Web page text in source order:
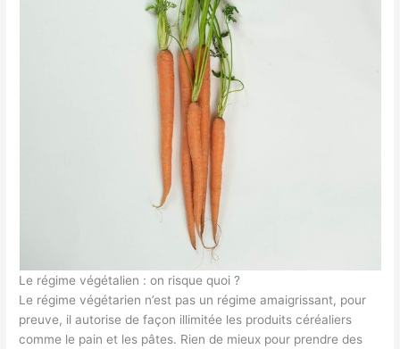
Le régime végétalien : on risque quoi ?
Le régime végétarien n’est pas un régime amaigrissant, pour
preuve, il autorise de façon illimitée les produits céréaliers
comme le pain et les pâtes. Rien de mieux pour prendre des